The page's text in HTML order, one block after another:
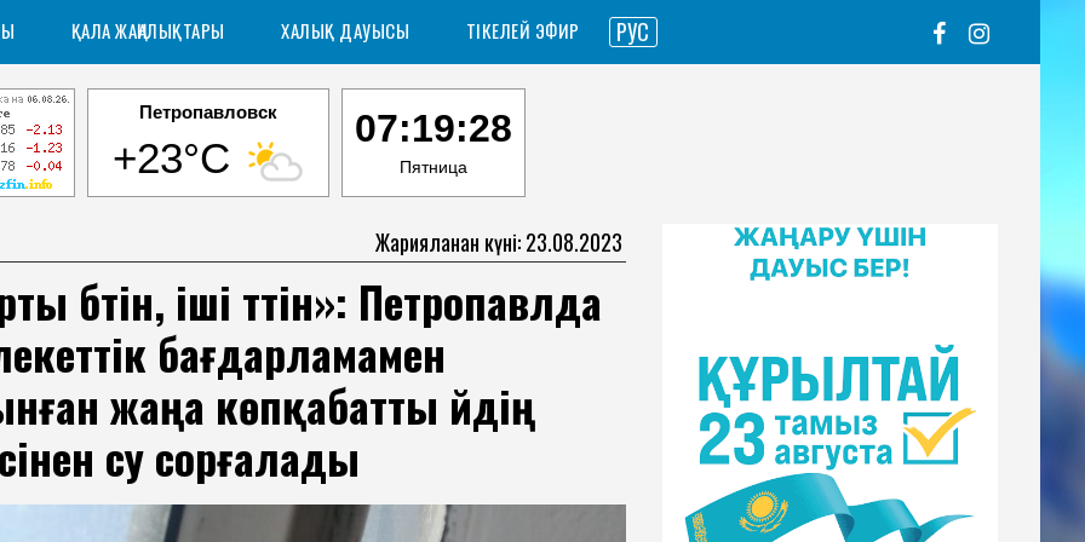
ҚАЛА ЖАҢАЛЫҚТАРЫ ХАЛЫҚ ДАУЫСЫ ТІКЕЛЕЙ ЭФИР РУС
Петропавловск
+23°C
07:19:30
Пятница
Жарияланған күні: 23.08.2023
бүтін, іші түтін»: Петропавлда
бағдарламамен
жаңа көпқабатты үйдің
су сорғалады